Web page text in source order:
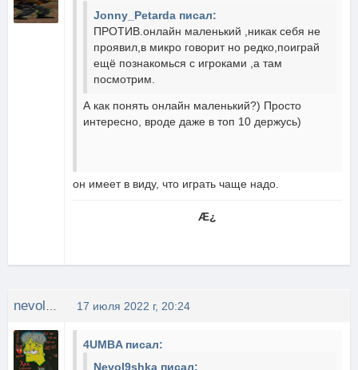
Jonny_Petarda писал:
ПРОТИВ.онлайн маленький ,никак себя не
проявил,в микро говорит но редко,поиграй
ещё познакомься с игроками ,а там
посмотрим.
А как понять онлайн маленький?) Просто
интересно, вроде даже в топ 10 держусь)
он имеет в виду, что играть чаще надо.
Æ¿
17 июля 2022 г, 20:24
4UMBA писал:
Nevol9shka писал: